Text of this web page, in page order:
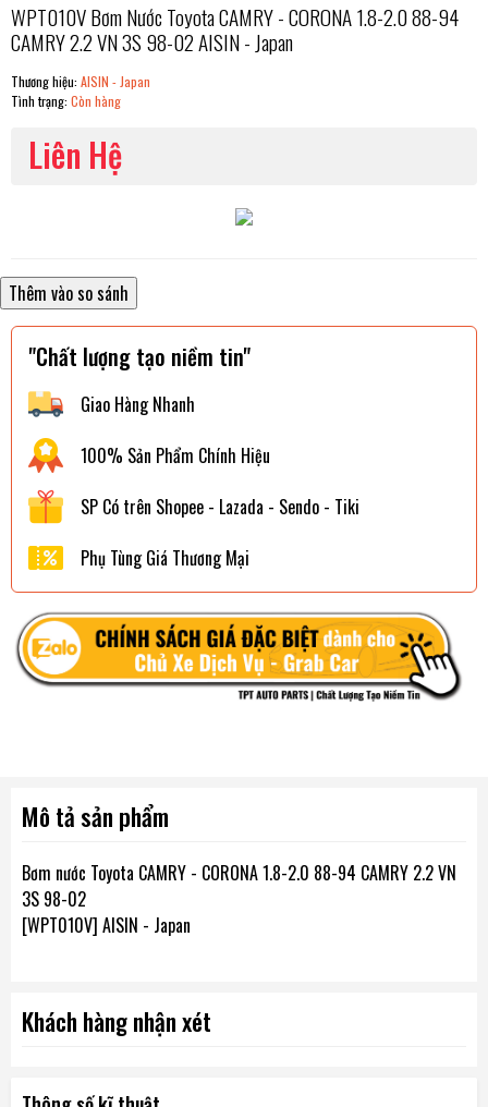
WPT010V Bơm Nước Toyota CAMRY - CORONA 1.8-2.0 88-94
CAMRY 2.2 VN 3S 98-02 AISIN - Japan
Thương hiệu: AISIN - Japan
Tình trạng: Còn hàng
Liên Hệ
"Chất lượng tạo niềm tin"
Giao Hàng Nhanh
100% Sản Phẩm Chính Hiệu
SP Có trên Shopee - Lazada - Sendo - Tiki
Phụ Tùng Giá Thương Mại
Mô tả sản phẩm
Bơm nước Toyota CAMRY - CORONA 1.8-2.0 88-94 CAMRY 2.2 VN
3S 98-02
[WPT010V] AISIN - Japan
Khách hàng nhận xét